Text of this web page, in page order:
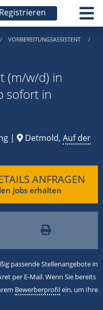
Registrieren
VORBEREITUNGSASSISTENT
(m/w/d) in
sofort in
| Detmold, Auf der
ANFRAGEN
Jobs erhalten
passende Stellenangebote in
per E-Mail. Wenn Sie bereits
Bewerberprofilein, um Ihre